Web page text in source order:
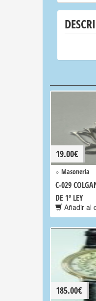
19.00€
» Masoneria
C-029
DE 1º LEY
Añadir al
185.00€